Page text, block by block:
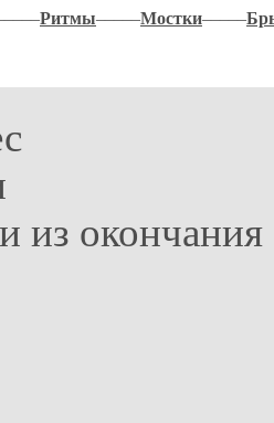
Ритмы–––––Мостки–––––
из